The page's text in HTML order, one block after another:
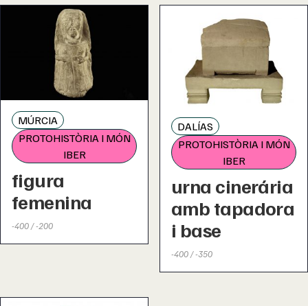
MÚRCIA
PROTOHISTÒRIA I MÓN
IBER
figura
femenina
-400 / -200
DALÍAS
PROTOHISTÒRIA I MÓN
IBER
urna cinerária
amb tapadora
i base
-400 / -350